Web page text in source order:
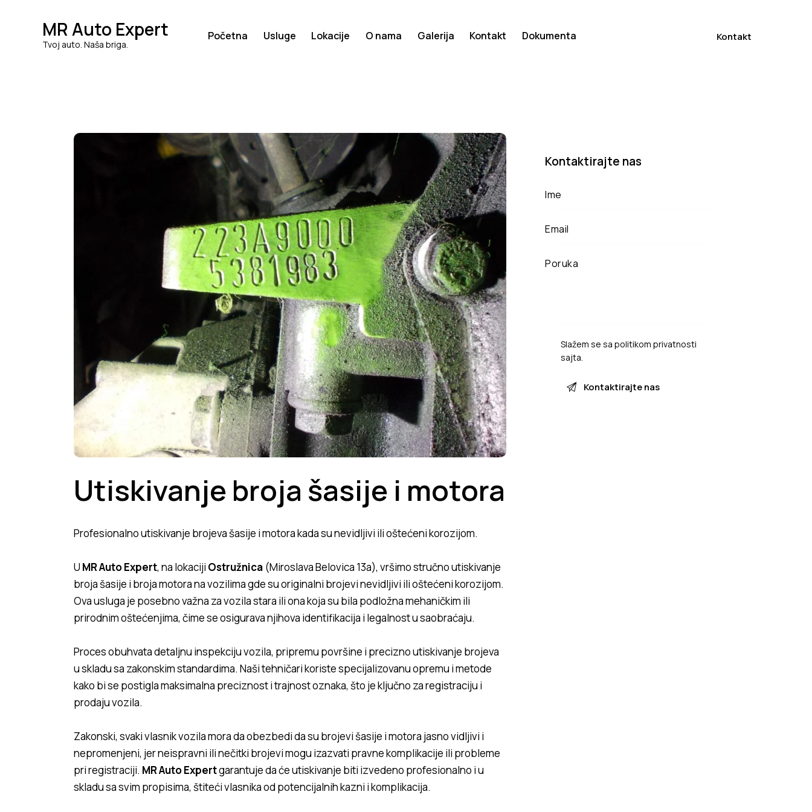
MR Auto Expert
Tvoj auto. Naša briga.
Početna Usluge Lokacije O nama Galerija Kontakt Dokumenta Kontakt
Utiskivanje broja šasije i motora
Profesionalno utiskivanje brojeva šasije i motora kada su nevidljivi ili oštećeni korozijom.
U MR Auto Expert, na lokaciji Ostružnica (Miroslava Belovica 13a), vršimo stručno utiskivanje
broja šasije i broja motora na vozilima gde su originalni brojevi nevidljivi ili oštećeni korozijom.
Ova usluga je posebno važna za vozila stara ili ona koja su bila podložna mehaničkim ili
prirodnim oštećenjima, čime se osigurava njihova identifikacija i legalnost u saobraćaju.
Proces obuhvata detaljnu inspekciju vozila, pripremu površine i precizno utiskivanje brojeva
u skladu sa zakonskim standardima. Naši tehničari koriste specijalizovanu opremu i metode
kako bi se postigla maksimalna preciznost i trajnost oznaka, što je ključno za registraciju i
prodaju vozila.
Zakonski, svaki vlasnik vozila mora da obezbedi da su brojevi šasije i motora jasno vidljivi i
nepromenjeni, jer neispravni ili nečitki brojevi mogu izazvati pravne komplikacije ili probleme
pri registraciji. MR Auto Expertgarantuje da će utiskivanje biti izvedeno profesionalno i u
skladu sa svim propisima, štiteći vlasnika od potencijalnih kazni i komplikacija.
Kontaktirajte nas
Slažem se sa politikom privatnosti
sajta.